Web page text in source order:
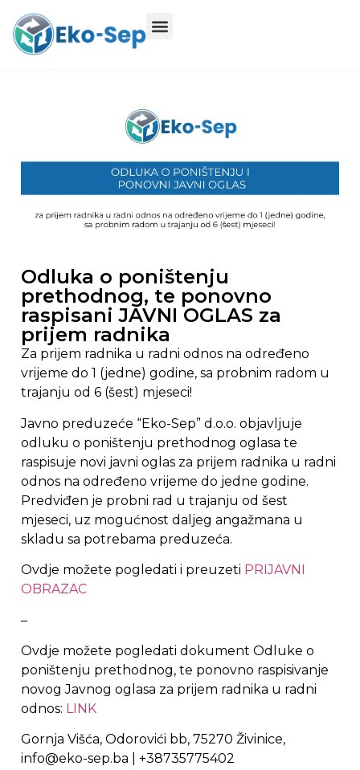
Odluka o poništenju
prethodnog, te ponovno
raspisani JAVNI OGLAS za
prijem radnika
Za prijem radnika u radni odnos na određeno
vrijeme do 1 (jedne) godine, sa probnim radom u
trajanju od 6 (šest) mjeseci!
Javno preduzeće “Eko-Sep” d.o.o. objavljuje
odluku o poništenju prethodnog oglasa te
raspisuje novi javni oglas za prijem radnika u radni
odnos na određeno vrijeme do jedne godine.
Predviđen je probni rad u trajanju od šest
mjeseci, uz mogućnost daljeg angažmana u
skladu sa potrebama preduzeća.
Ovdje možete pogledati i preuzeti PRIJAVNI
OBRAZAC
–
Ovdje možete pogledati dokument Odluke o
poništenju prethodnog, te ponovno raspisivanje
novog Javnog oglasa za prijem radnika u radni
odnos: LINK
Gornja Višća, Odorovići bb, 75270 Živinice,
info@eko-sep.ba | +38735775402